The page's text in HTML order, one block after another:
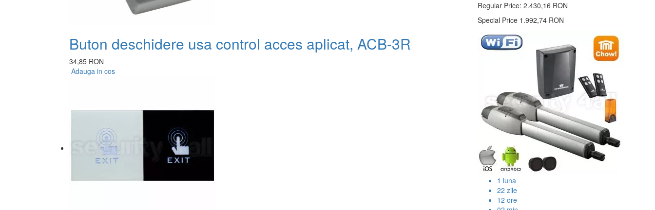
Buton deschidere usa control acces aplicat, ACB-3R
34,85 RON
Adauga in cos
Regular Price: 2.430,16 RON
Special Price 1.992,74 RON
1 luna
22 zile
12 ore